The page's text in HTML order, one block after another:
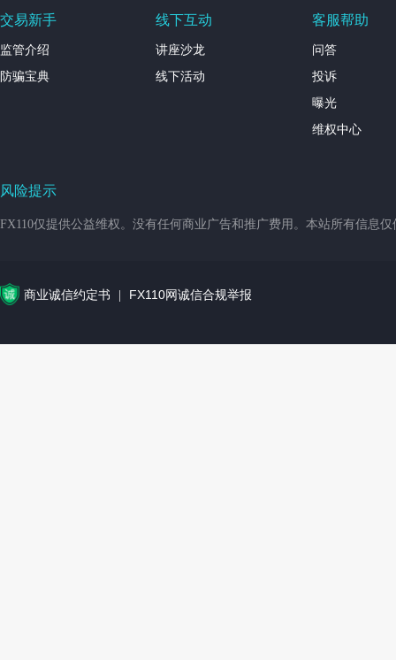
交易新手
监管介绍
防骗宝典
线下互动
讲座沙龙
线下活动
客服帮助
问答
投诉
曝光
维权中心
风险提示
FX110仅提供公益维权。没有任何商业广告和推广费用。本站所有信息
商业诚信约定书 FX110网诚信合规举报